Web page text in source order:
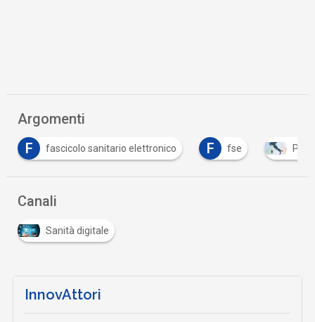
Argomenti
F fse PNRR T telemedicina
Canali
Sanità digitale
InnovAttori